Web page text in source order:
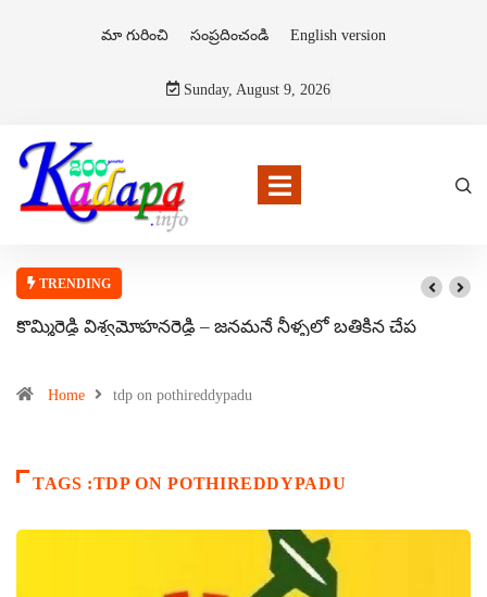
మా గురించి సంప్రదించండి English version
Sunday, August 9, 2026
TRENDING
కొమ్మిరెడ్డి విశ్వమోహనరెడ్డి – జనమనే నీళ్ళలో బతికిన చేప
Home tdp on pothireddypadu
TAGS :TDP ON POTHIREDDYPADU